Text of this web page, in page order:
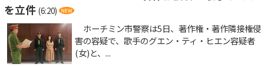
を立件 (6:20)
ホーチミン市警察は5日、著作権・著作隣接権侵
害の容疑で、歌手のグエン・ティ・ヒエン容疑者
(女)と、...